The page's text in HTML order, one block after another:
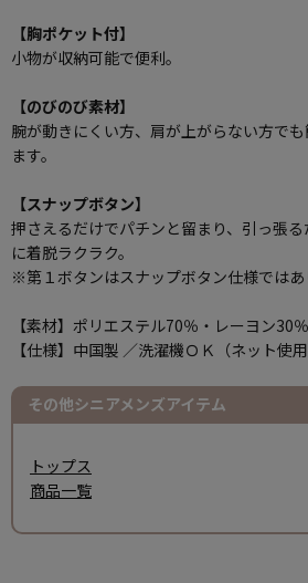
【胸ポケット付】
小物が収納可能で便利。
【のびのび素材】
腕が動きにくい方、肩が上がらない方で
ます。
【スナップボタン】
押さえるだけでパチンと留まり、引っ張
に着脱ラクラク。
※第１ボタンはスナップボタン仕様ではあ
【素材】ポリエステル70％・レーヨン30％
【仕様】中国製 ／洗濯機ＯＫ（ネット使用
その他シニアメンズアイテム
トップス
商品一覧